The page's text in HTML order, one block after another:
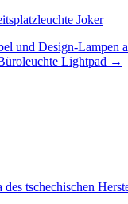
und Design-Lampen
Lightpad →